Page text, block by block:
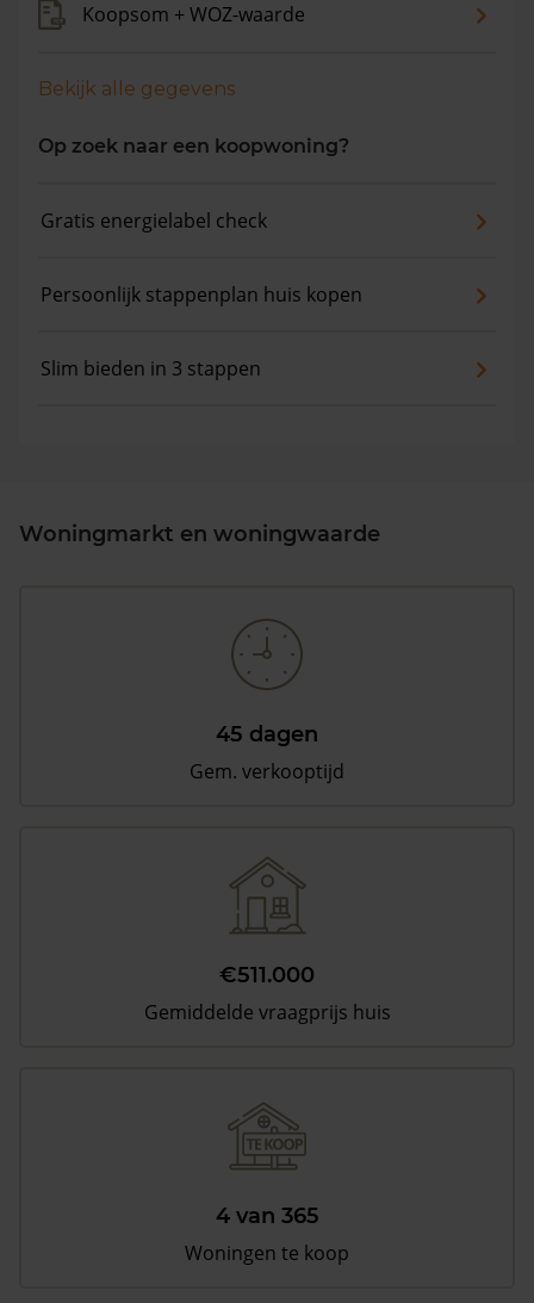
Koopsom + WOZ-waarde
Bekijk alle gegevens
Op zoek naar een koopwoning?
Gratis energielabel check
Persoonlijk stappenplan huis kopen
Slim bieden in 3 stappen
Woningmarkt en woningwaarde
45 dagen
Gem. verkooptijd
€511.000
Gemiddelde vraagprijs huis
4 van 365
Woningen te koop